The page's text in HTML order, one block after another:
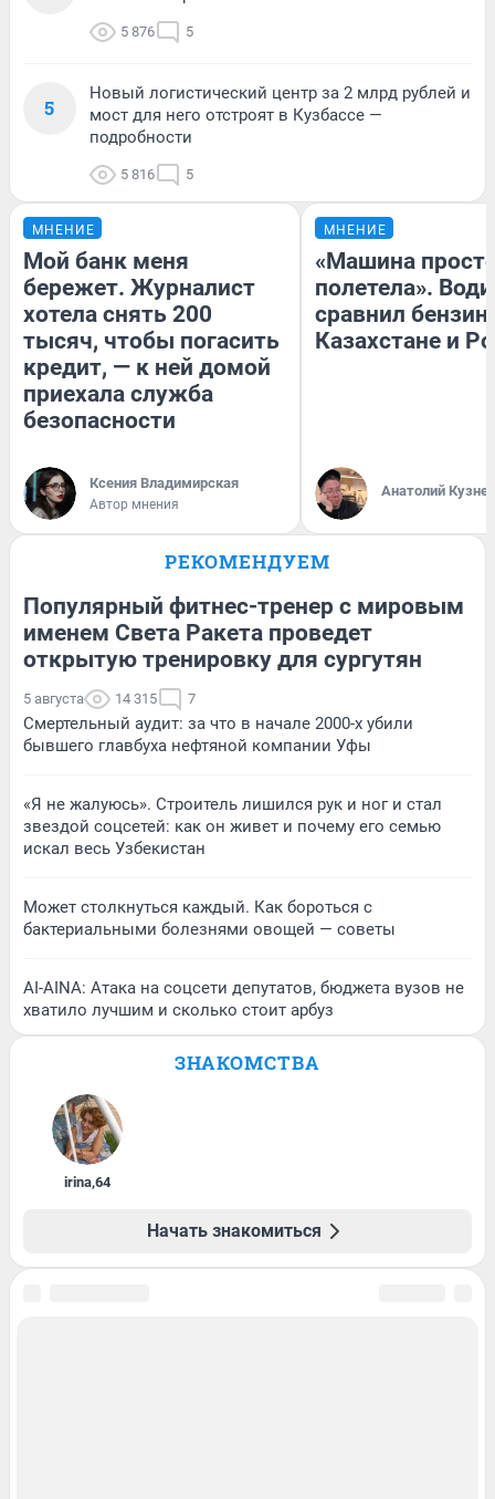
5 876 5
5
Новый логистический центр за 2 млрд рублей и
мост для него отстроят в Кузбассе —
подробности
5 816 5
МНЕНИЕ
Мой банк меня
бережет. Журналист
хотела снять 200
тысяч, чтобы погасить
кредит, — к ней домой
приехала служба
безопасности
Ксения Владимирская
Автор мнения
МНЕНИЕ
«Машина
полетела».
сравнил бензин
Казахстане и
Анатолий
РЕКОМЕНДУЕМ
Популярный фитнес-тренер с мировым
именем Света Ракета проведет
открытую тренировку для сургутян
5 августа 14 315 7
Смертельный аудит: за что в начале 2000-х убили
бывшего главбуха нефтяной компании Уфы
«Я не жалуюсь». Строитель лишился рук и ног и стал
звездой соцсетей: как он живет и почему его семью
искал весь Узбекистан
Может столкнуться каждый. Как бороться с
бактериальными болезнями овощей — советы
AI-AINA: Атака на соцсети депутатов, бюджета вузов не
хватило лучшим и сколько стоит арбуз
ЗНАКОМСТВА
irina,64
Начать знакомиться